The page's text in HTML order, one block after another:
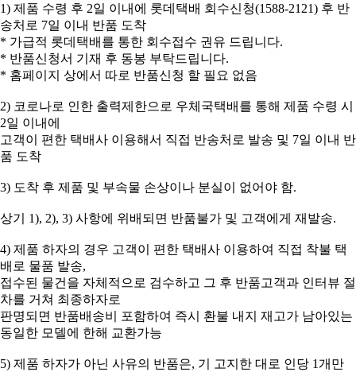
​1) 제품 수령 후 2일 이내에 롯데택배 회수신청(1588-2121) 후 반
송처로 7일 이내 반품 도착
* 가급적 롯데택배를 통한 회수접수 권유 드립니다.
* 반품신청서 기재 후 동봉 부탁드립니다.
* 홈페이지 상에서 따로 반품신청 할 필요 없음
2) 코로나로 인한 출력제한으로 우체국택배를 통해 제품 수령 시
2일 이내에
고객이 편한 택배사 이용해서 직접 반송처로 발송 및 7일 이내 반
품 도착
3) 도착 후 제품 및 부속물 손상이나 분실이 없어야 함.
상기 1), 2), 3) 사항에 위배되면 반품불가 및 고객에게 재발송.
4) 제품 하자의 경우 고객이 편한 택배사 이용하여 직접 착불 택
배로 물품 발송,
접수된 물건을 자체적으로 검수하고 그 후 반품고객과 인터뷰 절
차를 거쳐 최종하자로
판명되면 반품배송비 포함하여 즉시 환불 내지 재고가 남아있는
동일한 모델에 한해 교환가능
5) 제품 하자가 아닌 사유의 반품은, 기 고지한 대로 인당 1개만